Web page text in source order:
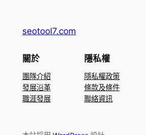
seotool7.com
關於
團隊介紹
發展沿革
職涯發展
隱私權
隱私權政策
條款及條件
聯絡資訊